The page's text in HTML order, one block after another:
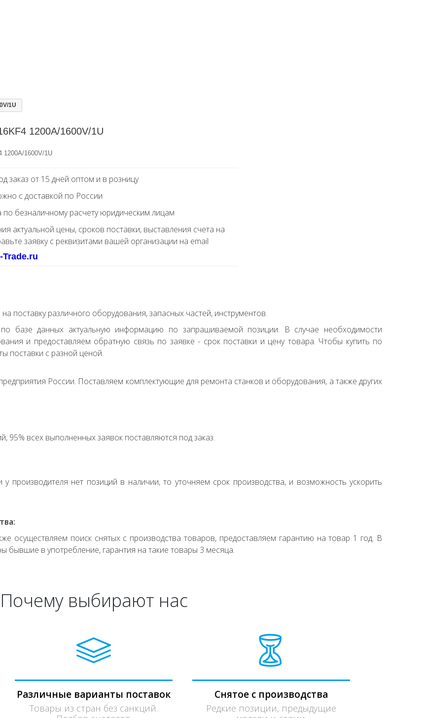
1U
1200A/1600V/1U
1200A/1600V/1U
заказ от 15 дней оптом и в розницу
с доставкой по России
по безналичному расчету юридическим лицам
актуальной цены, сроков поставки, выставления счета на
заявку с реквизитами вашей организации на email
Trade.ru
различного оборудования, запасных частей, инструментов.
базе данных актуальную информацию по запрашиваемой позиции. В случае необходимости
и предоставляем обратную связь по заявке - срок поставки и цену товара. Чтобы купить по
поставки с разной ценой.
России. Поставляем комплектующие для ремонта станков и оборудования, а также других
95% всех выполненных заявок поставляются под заказ.
у производителя нет позиций в наличии, то уточняем срок производства, и возможность ускорить
осуществляем поиск снятых с производства товаров, предоставляем гарантию на товар 1 год. В
бывшие в употребление, гарантия на такие товары 3 месяца.
Почему выбирают нас
Различные варианты поставок
Товары из стран без санкций.
Снятое с производства
Редкие позиции, предыдущие